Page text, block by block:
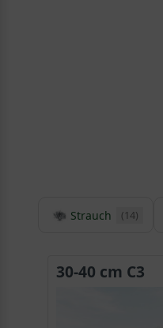
Strauch (14)
30-40 cm C3